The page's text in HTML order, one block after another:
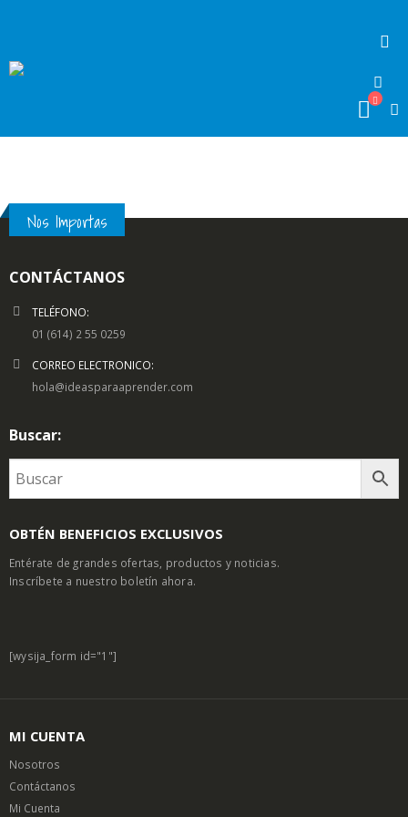
Nos Importas
CONTÁCTANOS
TELÉFONO:
01 (614) 2 55 0259
CORREO ELECTRONICO:
hola@ideasparaaprender.com
Buscar:
OBTÉN BENEFICIOS EXCLUSIVOS
Entérate de grandes ofertas, productos y noticias.
Inscríbete a nuestro boletín ahora.
[wysija_form id="1"]
MI CUENTA
Nosotros
Contáctanos
Mi Cuenta